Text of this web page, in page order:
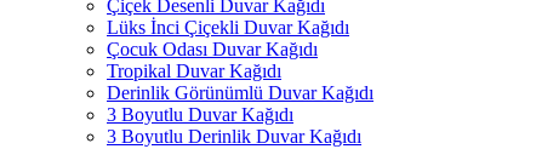
Çiçek Desenli Duvar Kağıdı
Lüks İnci Çiçekli Duvar Kağıdı
Çocuk Odası Duvar Kağıdı
Tropikal Duvar Kağıdı
Derinlik Görünümlü Duvar Kağıdı
3 Boyutlu Duvar Kağıdı
3 Boyutlu Derinlik Duvar Kağıdı